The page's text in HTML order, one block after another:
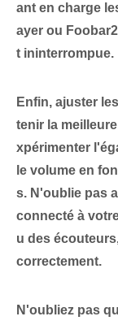
ant en charge
ayer ou
t ininterrompue.
Enfin, ajuster
tenir la
xpérimenter
le volume en
s. N'oublie pas
connecté à
u des
correctement.
N'oubliez pas